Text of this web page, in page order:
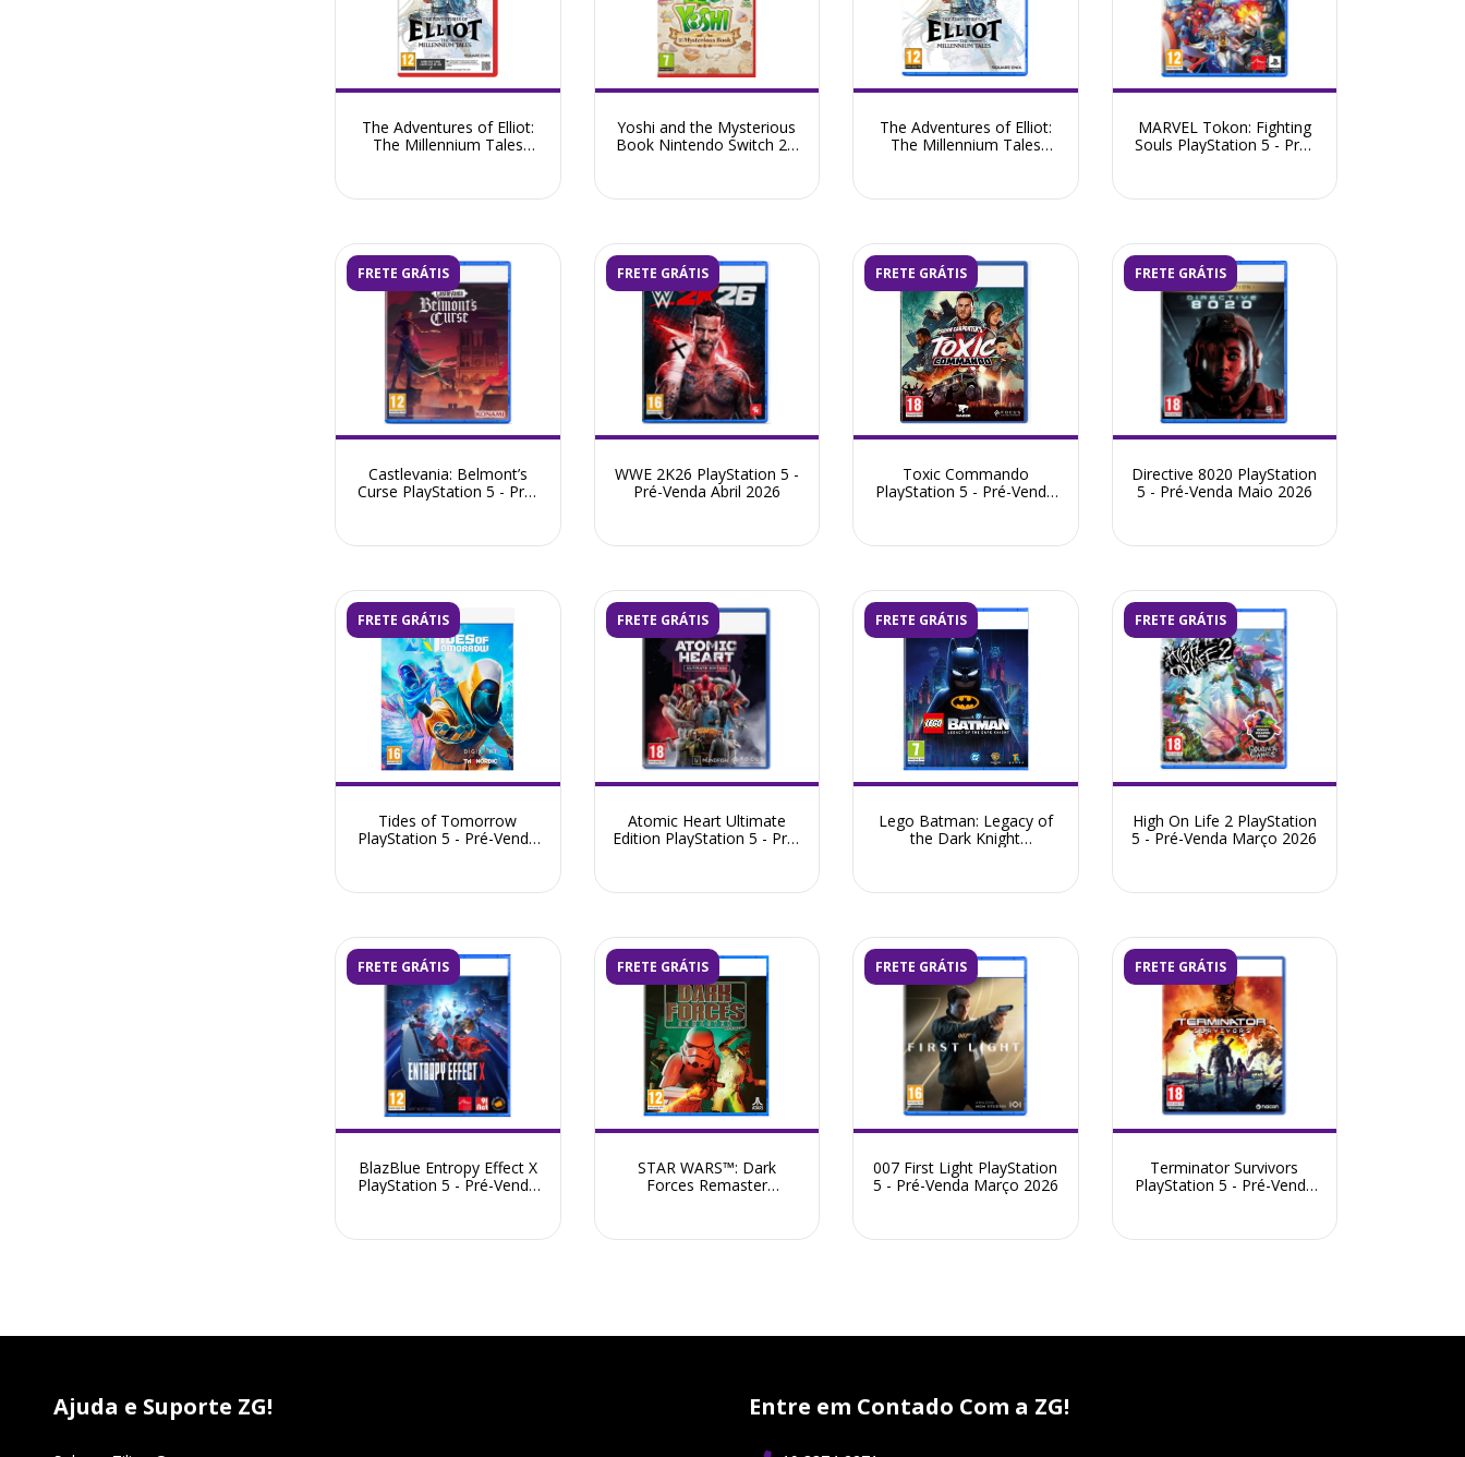
The Adventures of Elliot:
The Millennium Tales
Yoshi and the Mysterious
Book Nintendo Switch 2 -
The Adventures of Elliot:
The Millennium Tales
MARVEL Tokon: Fighting
Souls PlayStation 5 - Pré-
FRETE GRÁTIS
Castlevania: Belmont’s
Curse PlayStation 5 - Pré-
FRETE GRÁTIS
WWE 2K26 PlayStation 5 -
Pré-Venda Abril 2026
FRETE GRÁTIS
Toxic Commando
PlayStation 5 - Pré-Venda
FRETE GRÁTIS
Directive 8020 PlayStation
5 - Pré-Venda Maio 2026
FRETE GRÁTIS
Tides of Tomorrow
PlayStation 5 - Pré-Venda
FRETE GRÁTIS
Atomic Heart Ultimate
Edition PlayStation 5 - Pré-
FRETE GRÁTIS
Lego Batman: Legacy of
the Dark Knight
FRETE GRÁTIS
High On Life 2 PlayStation
5 - Pré-Venda Março 2026
FRETE GRÁTIS
BlazBlue Entropy Effect X
PlayStation 5 - Pré-Venda
FRETE GRÁTIS
STAR WARS™: Dark
Forces Remaster
FRETE GRÁTIS
007 First Light PlayStation
5 - Pré-Venda Março 2026
FRETE GRÁTIS
Terminator Survivors
PlayStation 5 - Pré-Venda
Ajuda e Suporte ZG! Entre em Contado Com a ZG!